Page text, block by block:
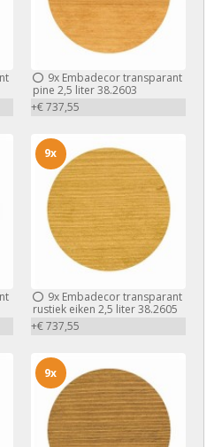
9xEmbadecor transparant
pine 2,5 liter 38.2603
+€ 737,55
9xEmbadecor transparant
rustiek eiken 2,5 liter 38.2605
+€ 737,55
9x
9x